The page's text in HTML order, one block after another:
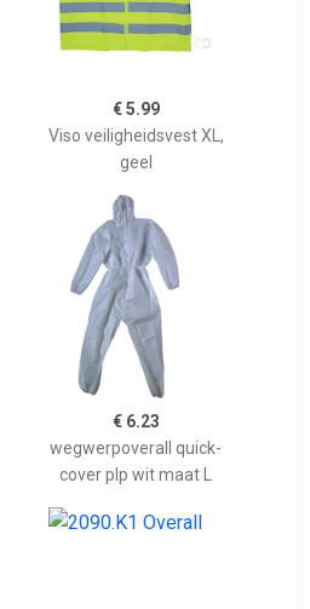
€ 5.99
Viso veiligheidsvest XL,
geel
€ 6.23
wegwerpoverall quick-
cover plp wit maat L